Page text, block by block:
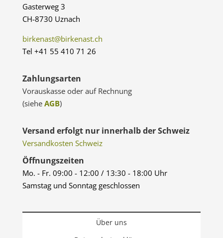
Gasterweg 3
CH-8730 Uznach
birkenast@birkenast.ch
Tel +41 55 410 71 26
Zahlungsarten
Vorauskasse oder auf Rechnung
(siehe AGB)
Versand erfolgt nur innerhalb der Schweiz
Versandkosten Schweiz
Öffnungszeiten
Mo. - Fr. 09:00 - 12:00 / 13:30 - 18:00 Uhr
Samstag und Sonntag geschlossen
Über uns